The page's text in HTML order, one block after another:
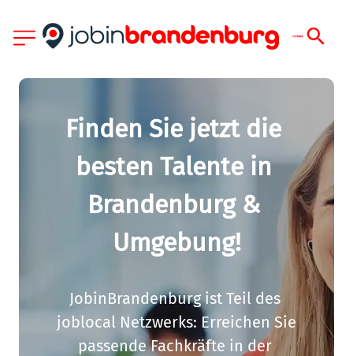
Finden Sie jetzt die
besten Talente in
Brandenburg &
Umgebung!
JobinBrandenburg ist Teil des
joblocal Netzwerks: Erreichen Sie
passende Fachkräfte in der